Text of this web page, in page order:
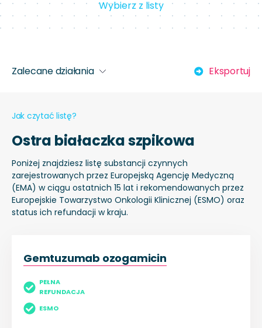
Wybierz z listy
Zalecane działania Eksportuj
Ostra białaczka szpikowa
Jak czytać listę?
Poniżej znajdziesz listę substancji czynnych
zarejestrowanych przez Europejską Agencję Medyczną
(EMA) w ciągu ostatnich 15 lat i rekomendowanych przez
Europejskie Towarzystwo Onkologii Klinicznej (ESMO) oraz
status ich refundacji w kraju.
Gemtuzumab ozogamicin
PEŁNA
REFUNDACJA
ESMO